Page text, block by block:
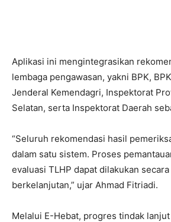
Aplikasi ini mengintegrasikan
lembaga pengawasan, yakni BPK,
Jenderal Kemendagri, Inspektorat
Selatan, serta Inspektorat Daerah
“Seluruh rekomendasi hasil
dalam satu sistem. Proses
evaluasi TLHP dapat dilakukan
berkelanjutan,” ujar Ahmad Fitriadi.
Melalui E-Hebat, progres tindak